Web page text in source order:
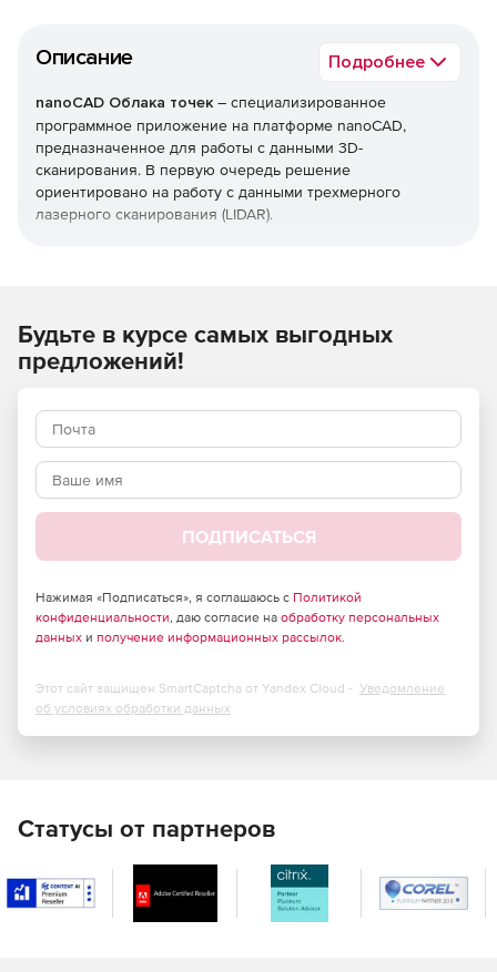
Описание Подробнее
nanoCAD Облака точек – специализированное
программное приложение на платформе nanoCAD,
предназначенное для работы с данными 3D-
сканирования. В первую очередь решение
ориентировано на работу с данными трехмерного
лазерного сканирования (LIDAR).
программного решения:
регистрация (сшивка);
фильтрация;
векторизация;
Возможности программы nanoCAD Облака точек
BIN, PTS, PTX, PCD, XYZ);
предварительная обработка: фильтрация по
различным критериям;
Будьте в курсе самых выгодных
предложений!
ПОДПИСАТЬСЯ
Нажимая «Подписаться», я соглашаюсь с Политикой
конфиденциальности, даю согласие на обработку персональных
данных и получение информационных рассылок.
Этот сайт защищен SmartCaptcha от Yandex Cloud - Уведомление
об условиях обработки данных
Статусы от партнеров